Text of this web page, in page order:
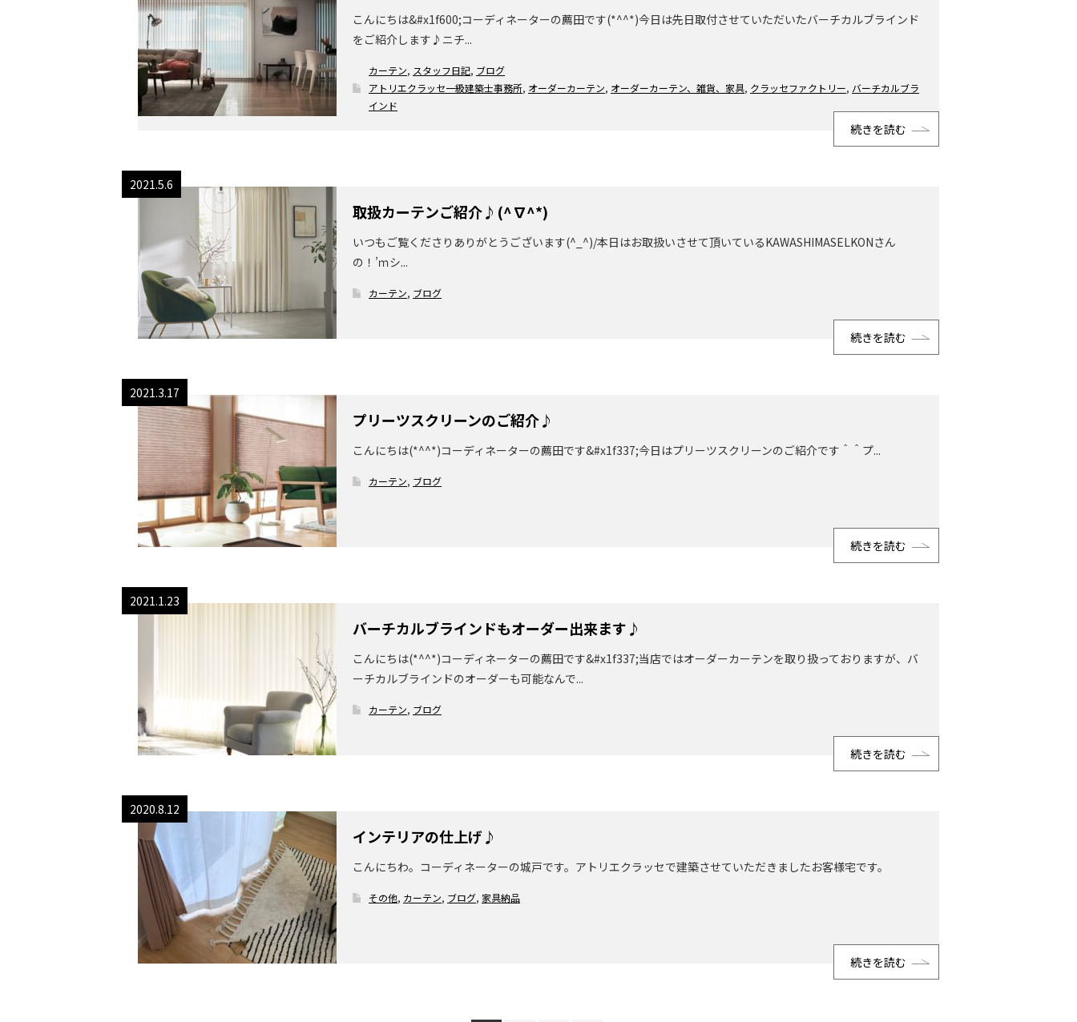
こんにちは&#x1f600;コーディネーターの薦田です(*^^*)今日は先日取付させていただいたバーチカルブラインド
をご紹介します♪ニチ...
カーテン, スタッフ日記, ブログ
アトリエクラッセ一級建築士事務所, オーダーカーテン, オーダーカーテン、雑貨、家具, クラッセファクトリー, バーチカルブラ
インド
続きを読む
2021.5.6
取扱カーテンご紹介♪(^∇^*)
いつもご覧くださりありがとうございます(^_^)/本日はお取扱いさせて頂いているKAWASHIMASELKONさん
の！’ｍシ...
カーテン, ブログ
続きを読む
2021.3.17
プリーツスクリーンのご紹介♪
こんにちは(*^^*)コーディネーターの薦田です&#x1f337;今日はプリーツスクリーンのご紹介です＾＾プ...
カーテン, ブログ
続きを読む
2021.1.23
バーチカルブラインドもオーダー出来ます♪
こんにちは(*^^*)コーディネーターの薦田です&#x1f337;当店ではオーダーカーテンを取り扱っておりますが、バ
ーチカルブラインドのオーダーも可能なんで...
カーテン, ブログ
続きを読む
2020.8.12
インテリアの仕上げ♪
こんにちわ。コーディネーターの城戸です。アトリエクラッセで建築させていただきましたお客様宅です。
その他, カーテン, ブログ, 家具納品
続きを読む